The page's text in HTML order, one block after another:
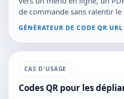
de commande sans ralentir le
GÉNÉRATEUR DE CODE QR URL
CAS D'USAGE
Codes QR pour les